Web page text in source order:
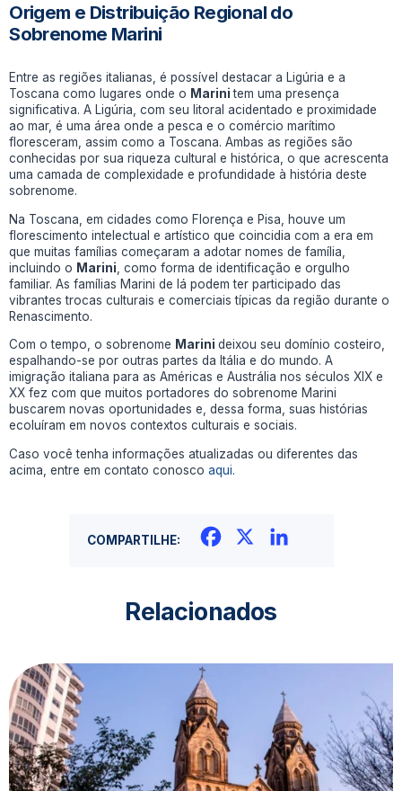
Origem e Distribuição Regional do
Sobrenome Marini
Entre as regiões italianas, é possível destacar a Ligúria e a
Toscana como lugares onde o Marinitem uma presença
significativa. A Ligúria, com seu litoral acidentado e proximidade
ao mar, é uma área onde a pesca e o comércio marítimo
floresceram, assim como a Toscana. Ambas as regiões são
conhecidas por sua riqueza cultural e histórica, o que acrescenta
uma camada de complexidade e profundidade à história deste
sobrenome.
Na Toscana, em cidades como Florença e Pisa, houve um
florescimento intelectual e artístico que coincidia com a era em
que muitas famílias começaram a adotar nomes de família,
incluindo o Marini , como forma de identificação e orgulho
familiar. As famílias Marini de lá podem ter participado das
vibrantes trocas culturais e comerciais típicas da região durante o
Renascimento.
Com o tempo, o sobrenome Marinideixou seu domínio costeiro,
espalhando-se por outras partes da Itália e do mundo. A
imigração italiana para as Américas e Austrália nos séculos XIX e
XX fez com que muitos portadores do sobrenome Marini
buscarem novas oportunidades e, dessa forma, suas histórias
ecoluíram em novos contextos culturais e sociais.
Caso você tenha informações atualizadas ou diferentes das
acima, entre em contato conoscoaqui.
COMPARTILHE: Facebook
Relacionados